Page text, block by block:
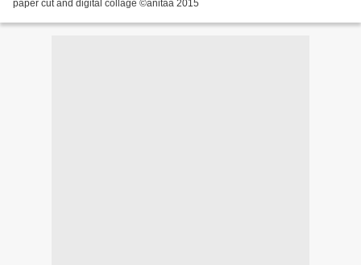
paper cut and digital collage ©anitaa 2015